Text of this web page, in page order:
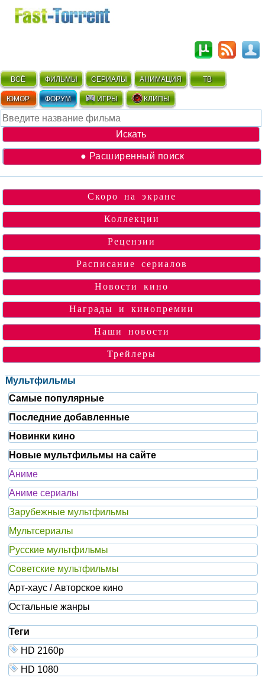
ВСЁ ФИЛЬМЫ СЕРИАЛЫ АНИМАЦИЯ ТВ
ЮМОР ФОРУМ ИГРЫ КЛИПЫ
● Расширенный поиск
Скоро на экране
Коллекции
Рецензии
Расписание сериалов
Новости кино
Награды и кинопремии
Наши новости
Трейлеры
Мультфильмы
Самые популярные
Последние добавленные
Новинки кино
Новые мультфильмы на сайте
Аниме
Аниме сериалы
Зарубежные мультфильмы
Мультсериалы
Русские мультфильмы
Советские мультфильмы
Арт-хаус / Авторское кино
Остальные жанры
Теги
HD 2160р
HD 1080